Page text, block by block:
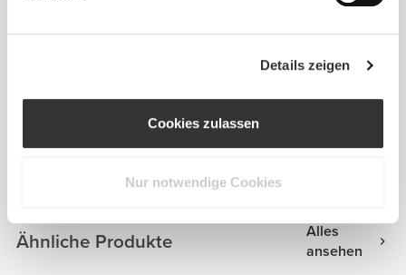
Details zeigen
Cookies zulassen
Nur notwendige Cookies
Gesamtbewertungen
4.8
Ähnliche Produkte
Alles
ansehen